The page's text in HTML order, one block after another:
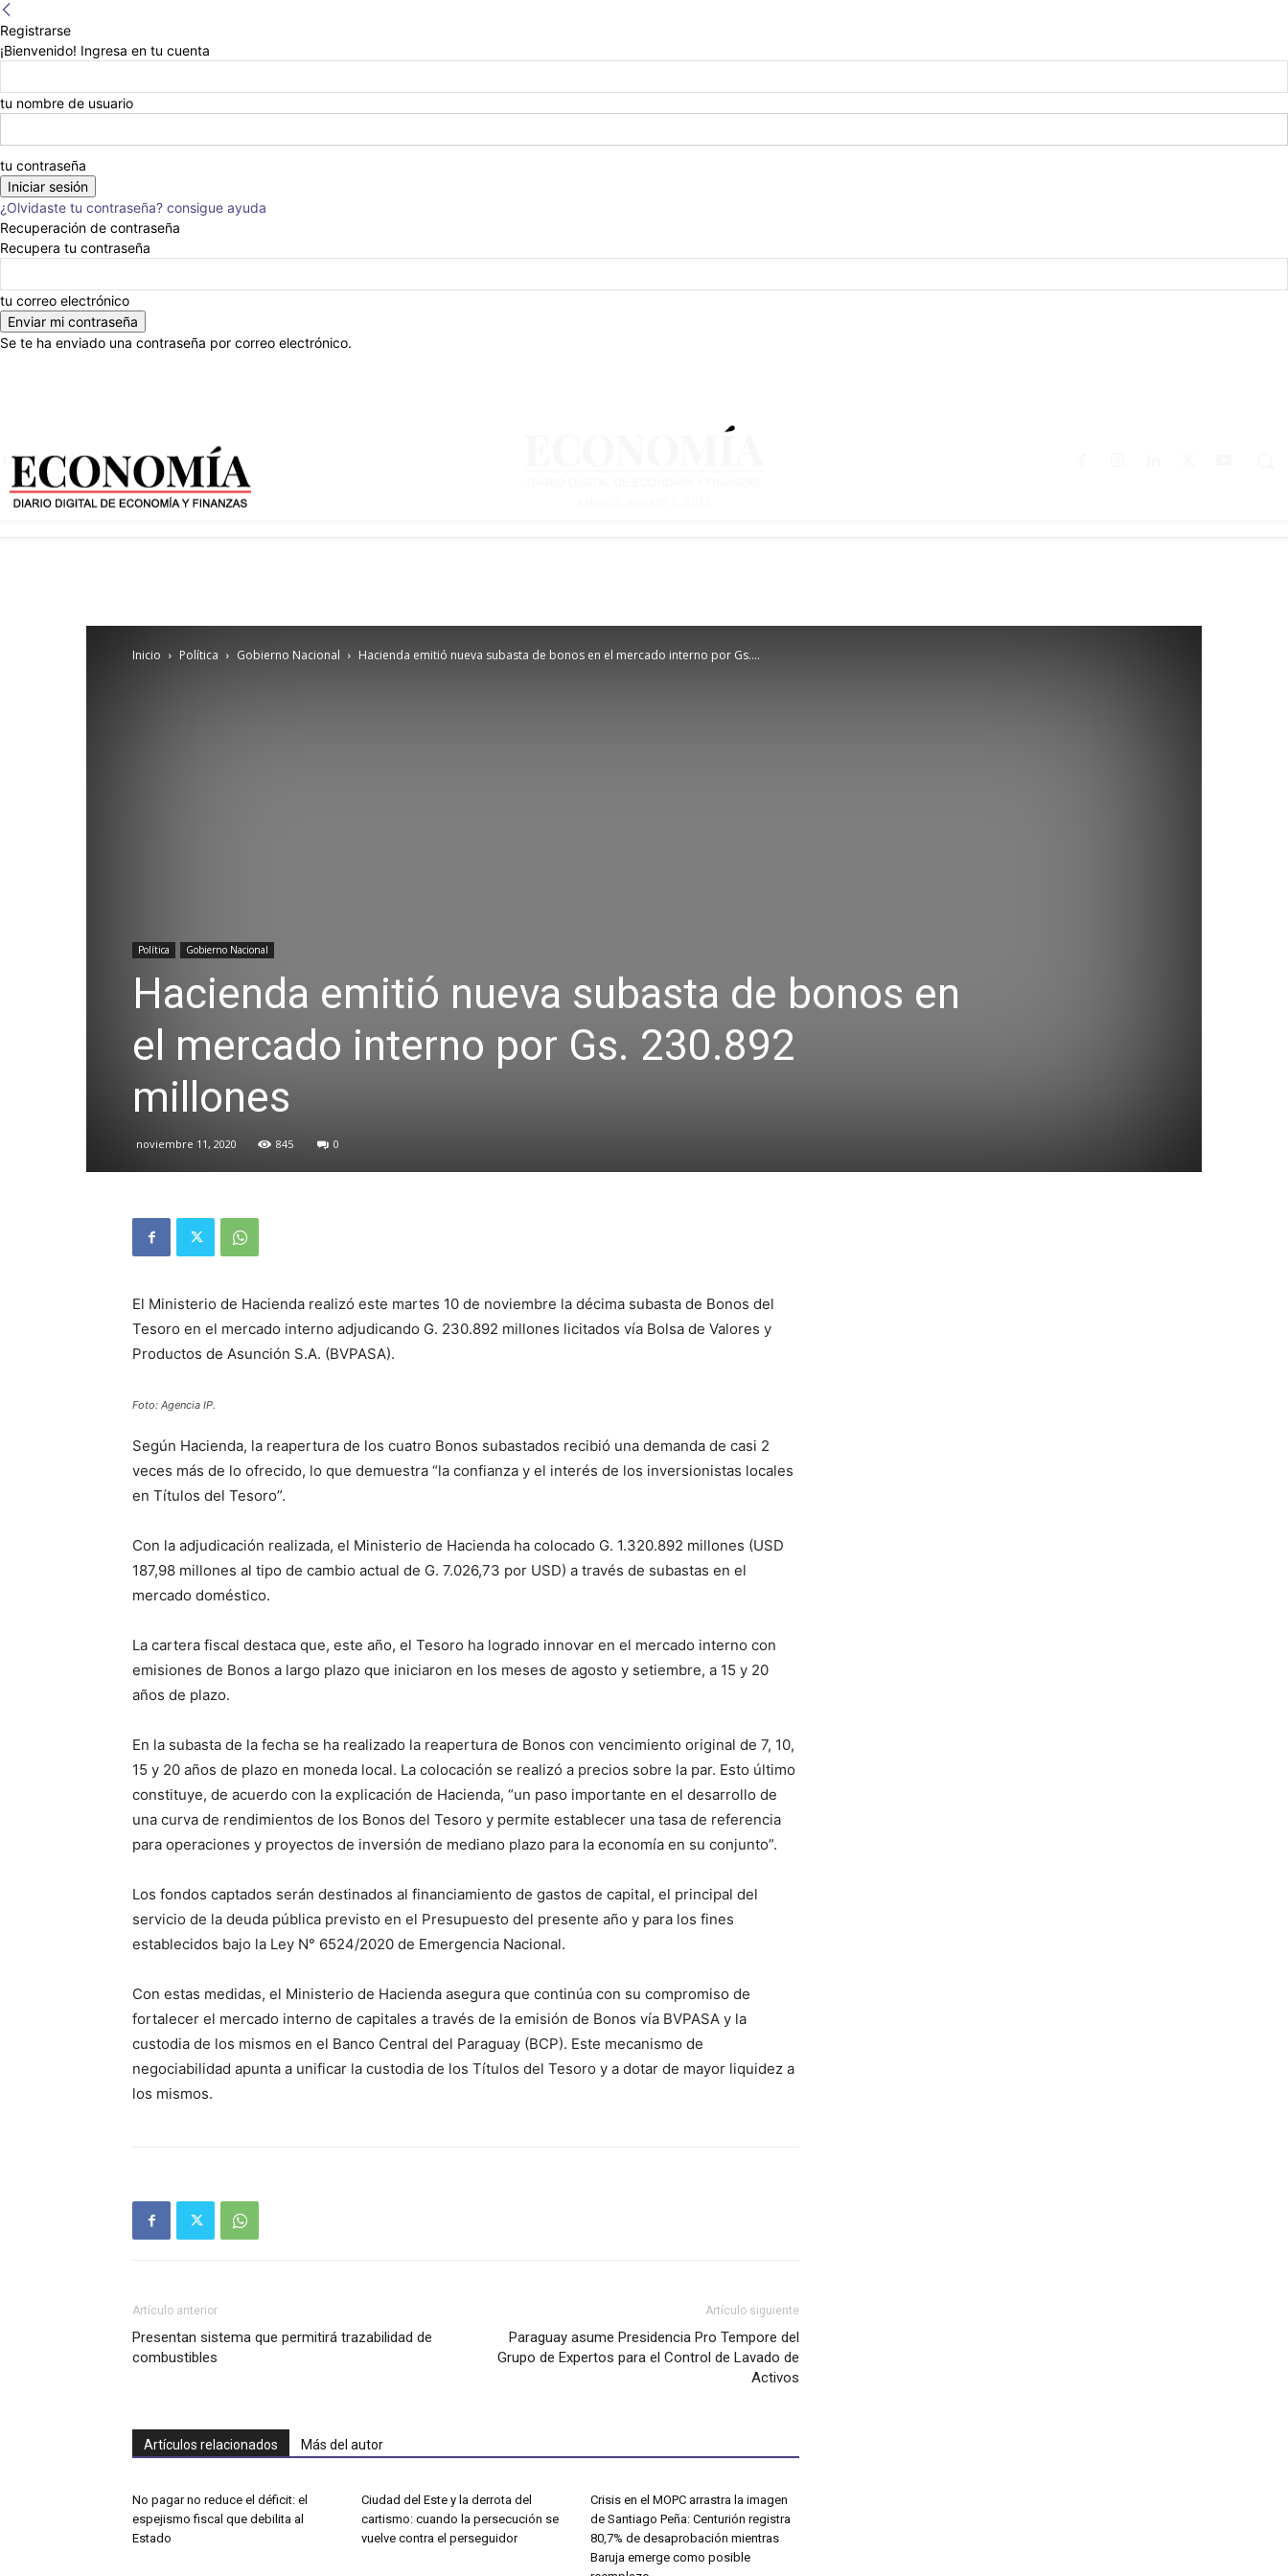
Registrarse
¡Bienvenido! Ingresa en tu cuenta
tu nombre de usuario
tu contraseña
¿Olvidaste tu contraseña? consigue ayuda
Recuperación de contraseña
Recupera tu contraseña
tu correo electrónico
Se te ha enviado una contraseña por correo electrónico.
14 C Asunción
Inicio Política Gobierno Nacional Hacienda emitió nueva subasta de bonos en el mercado interno por Gs....
Política Gobierno Nacional
Hacienda emitió nueva subasta de bonos en
el mercado interno por Gs. 230.892
millones
noviembre 11, 2020 845 0
El Ministerio de Hacienda realizó este martes 10 de noviembre la décima subasta de Bonos del
Tesoro en el mercado interno adjudicando G. 230.892 millones licitados vía Bolsa de Valores y
Productos de Asunción S.A. (BVPASA).
Foto: Agencia IP.
Según Hacienda, la reapertura de los cuatro Bonos subastados recibió una demanda de casi 2
veces más de lo ofrecido, lo que demuestra “la confianza y el interés de los inversionistas locales
en Títulos del Tesoro”.
Con la adjudicación realizada, el Ministerio de Hacienda ha colocado G. 1.320.892 millones (USD
187,98 millones al tipo de cambio actual de G. 7.026,73 por USD) a través de subastas en el
mercado doméstico.
La cartera fiscal destaca que, este año, el Tesoro ha logrado innovar en el mercado interno con
emisiones de Bonos a largo plazo que iniciaron en los meses de agosto y setiembre, a 15 y 20
años de plazo.
En la subasta de la fecha se ha realizado la reapertura de Bonos con vencimiento original de 7, 10,
15 y 20 años de plazo en moneda local. La colocación se realizó a precios sobre la par. Esto último
constituye, de acuerdo con la explicación de Hacienda, “un paso importante en el desarrollo de
una curva de rendimientos de los Bonos del Tesoro y permite establecer una tasa de referencia
para operaciones y proyectos de inversión de mediano plazo para la economía en su conjunto”.
Los fondos captados serán destinados al financiamiento de gastos de capital, el principal del
servicio de la deuda pública previsto en el Presupuesto del presente año y para los fines
establecidos bajo la Ley N° 6524/2020 de Emergencia Nacional.
Con estas medidas, el Ministerio de Hacienda asegura que continúa con su compromiso de
fortalecer el mercado interno de capitales a través de la emisión de Bonos vía BVPASA y la
custodia de los mismos en el Banco Central del Paraguay (BCP). Este mecanismo de
negociabilidad apunta a unificar la custodia de los Títulos del Tesoro y a dotar de mayor liquidez a
los mismos.
Artículo anterior
Presentan sistema que permitirá trazabilidad de
combustibles
Artículo siguiente
Paraguay asume Presidencia Pro Tempore del
Grupo de Expertos para el Control de Lavado de
Activos
Artículos relacionados Más del autor
No pagar no reduce el déficit: el
espejismo fiscal que debilita al
Estado
Ciudad del Este y la derrota del
cartismo: cuando la persecución se
vuelve contra el perseguidor
Crisis en el MOPC arrastra la imagen
de Santiago Peña: Centurión registra
80,7% de desaprobación mientras
Baruja emerge como posible